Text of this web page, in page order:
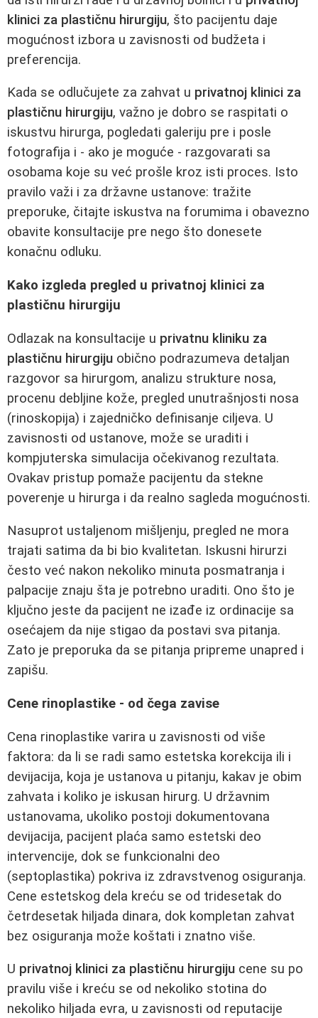
klinici za plastičnu hirurgiju, što pacijentu daje
mogućnost izbora u zavisnosti od budžeta i
preferencija.
Kada se odlučujete za zahvat u privatnoj klinici za
plastičnu hirurgiju, važno je dobro se raspitati o
iskustvu hirurga, pogledati galeriju pre i posle
fotografija i - ako je moguće - razgovarati sa
osobama koje su već prošle kroz isti proces. Isto
pravilo važi i za državne ustanove: tražite
preporuke, čitajte iskustva na forumima i obavezno
obavite konsultacije pre nego što donesete
konačnu odluku.
Kako izgleda pregled u privatnoj klinici za
plastičnu hirurgiju
Odlazak na konsultacije u privatnu kliniku za
plastičnu hirurgiju obično podrazumeva detaljan
razgovor sa hirurgom, analizu strukture nosa,
procenu debljine kože, pregled unutrašnjosti nosa
(rinoskopija) i zajedničko definisanje ciljeva. U
zavisnosti od ustanove, može se uraditi i
kompjuterska simulacija očekivanog rezultata.
Ovakav pristup pomaže pacijentu da stekne
poverenje u hirurga i da realno sagleda mogućnosti.
Nasuprot ustaljenom mišljenju, pregled ne mora
trajati satima da bi bio kvalitetan. Iskusni hirurzi
često već nakon nekoliko minuta posmatranja i
palpacije znaju šta je potrebno uraditi. Ono što je
ključno jeste da pacijent ne izađe iz ordinacije sa
osećajem da nije stigao da postavi sva pitanja.
Zato je preporuka da se pitanja pripreme unapred i
zapišu.
Cene rinoplastike - od čega zavise
Cena rinoplastike varira u zavisnosti od više
faktora: da li se radi samo estetska korekcija ili i
devijacija, koja je ustanova u pitanju, kakav je obim
zahvata i koliko je iskusan hirurg. U državnim
ustanovama, ukoliko postoji dokumentovana
devijacija, pacijent plaća samo estetski deo
intervencije, dok se funkcionalni deo
(septoplastika) pokriva iz zdravstvenog osiguranja.
Cene estetskog dela kreću se od tridesetak do
četrdesetak hiljada dinara, dok kompletan zahvat
bez osiguranja može koštati i znatno više.
U privatnoj klinici za plastičnu hirurgiju cene su po
pravilu više i kreću se od nekoliko stotina do
nekoliko hiljada evra, u zavisnosti od reputacije